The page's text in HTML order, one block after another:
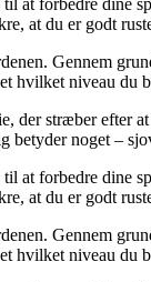
forbedre dine
at du er godt
Gennem
hvilket niveau du
stræber efter
betyder noget –
forbedre dine
at du er godt
Gennem
hvilket niveau du